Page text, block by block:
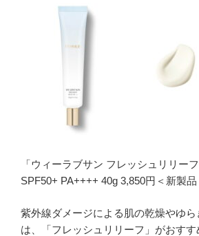
「ウィーラブサン フレッシュリリー
SPF50+ PA++++ 40g 3,850円＜新製品
紫外線ダメージによる肌の乾燥やゆ
は、「フレッシュリリーフ」がおす